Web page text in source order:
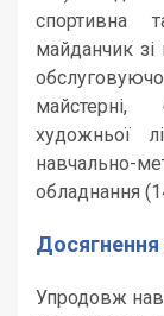
спортивна
майданчик зі
майстерні,
художньої
навчально-
обладнання
Досягнення
Упродовж